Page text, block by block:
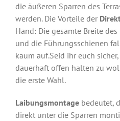
die äußeren Sparren des
werden. Die Vorteile der
Hand: Die gesamte Breite
und die Führungsschienen
kaum auf.Seid ihr euch
dauerhaft offen halten zu
die erste Wahl.
Laibungsmontagebedeutet,
direkt unter die Sparren